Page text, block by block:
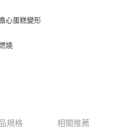
免運費
心蛋糕變形
燒
規格 相關推薦